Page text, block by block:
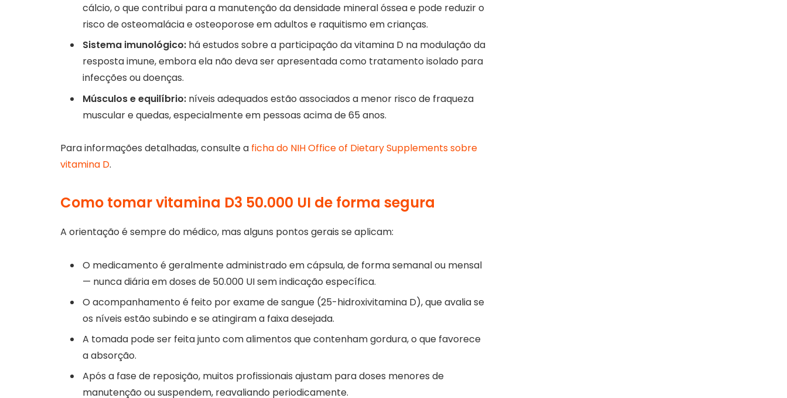
cálcio, o que contribui para a manutenção da densidade mineral óssea e pode reduzir o
risco de osteomalácia e osteoporose em adultos e raquitismo em crianças.
Sistema imunológico: há estudos sobre a participação da vitamina D na modulação da
resposta imune, embora ela não deva ser apresentada como tratamento isolado para
infecções ou doenças.
Músculos e equilíbrio: níveis adequados estão associados a menor risco de fraqueza
muscular e quedas, especialmente em pessoas acima de 65 anos.
Para informações detalhadas, consulte a ficha do NIH Office of Dietary Supplements sobre
vitamina D.
Como tomar vitamina D3 50.000 UI de forma segura
A orientação é sempre do médico, mas alguns pontos gerais se aplicam:
O medicamento é geralmente administrado em cápsula, de forma semanal ou mensal
— nunca diária em doses de 50.000 UI sem indicação específica.
O acompanhamento é feito por exame de sangue (25-hidroxivitamina D), que avalia se
os níveis estão subindo e se atingiram a faixa desejada.
A tomada pode ser feita junto com alimentos que contenham gordura, o que favorece
a absorção.
Após a fase de reposição, muitos profissionais ajustam para doses menores de
manutenção ou suspendem, reavaliando periodicamente.